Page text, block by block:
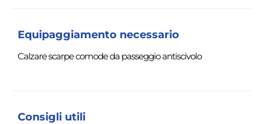
Equipaggiamento necessario
Calzare scarpe comode da passeggio antiscivolo
Consigli utili